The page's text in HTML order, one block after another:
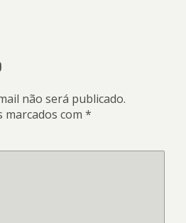
não será publicado.
com *